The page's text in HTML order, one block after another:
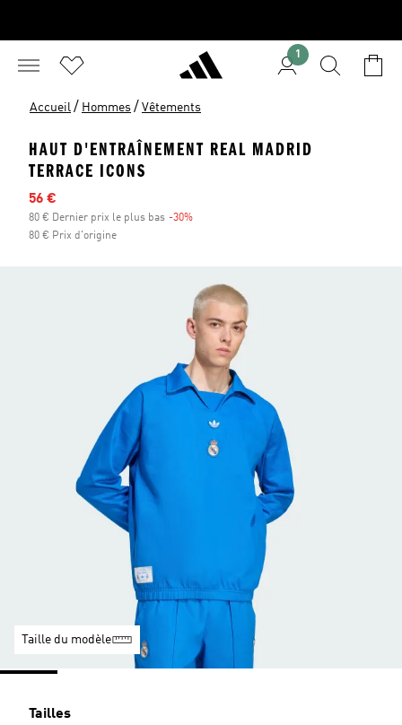
1
Accueil / Hommes / Vêtements
HAUT D'ENTRAÎNEMENT REAL MADRID
TERRACE ICONS
Prix en promo
56 €
80 € Dernier prix le plus bas -30%
80 € Prix d'origine
Taille du modèle
Tailles